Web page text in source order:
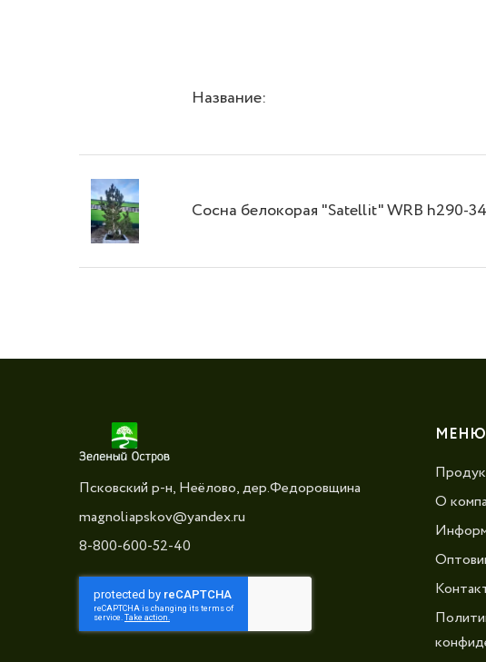
Название:
Сосна белокорая "Satellit" WRB h290-
Псковский р-н, Неёлово, дер.Федоровщина
magnoliapskov@yandex.ru
8-800-600-52-40
МЕНЮ
О